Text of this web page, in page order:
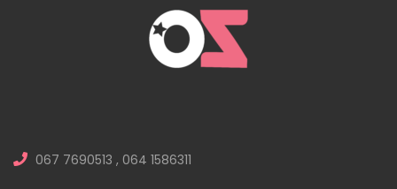
067 7690513 , 064 1586311